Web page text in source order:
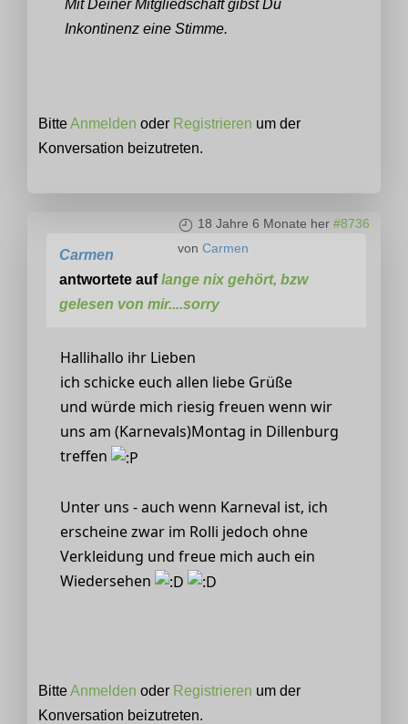
Mit Deiner Mitgliedschaft gibst Du
Inkontinenz eine Stimme.
BitteAnmelden oder Registrieren um der
Konversation beizutreten.
18 Jahre 6 Monate her #8736
von Carmen
Carmen
antwortete auflange nix gehört, bzw
gelesen von mir....sorry
Hallihallo ihr Lieben
ich schicke euch allen liebe Grüße
und würde mich riesig freuen wenn wir
uns am (Karnevals)Montag in Dillenburg
treffen
Unter uns - auch wenn Karneval ist, ich
erscheine zwar im Rolli jedoch ohne
Verkleidung und freue mich auch ein
Wiedersehen
BitteAnmelden oder Registrieren um der
Konversation beizutreten.